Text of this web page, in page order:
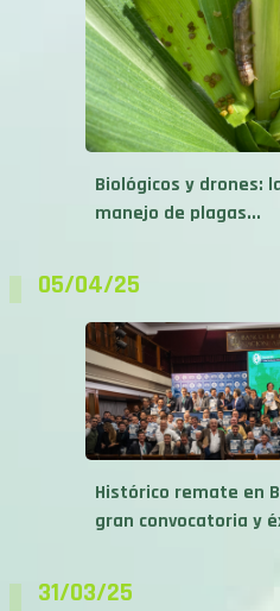
Biológicos y drones:
manejo de plagas...
05/04/25
Histórico remate en
gran convocatoria y
31/03/25